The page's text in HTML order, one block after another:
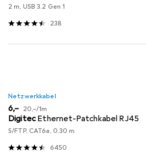
2 m, USB 3.2 Gen 1
238
Netzwerkkabel
EUR
6,– EUR
20,–/1m
DigitecEthernet-Patchkabel RJ45
S/FTP, CAT6a, 0.30 m
6450